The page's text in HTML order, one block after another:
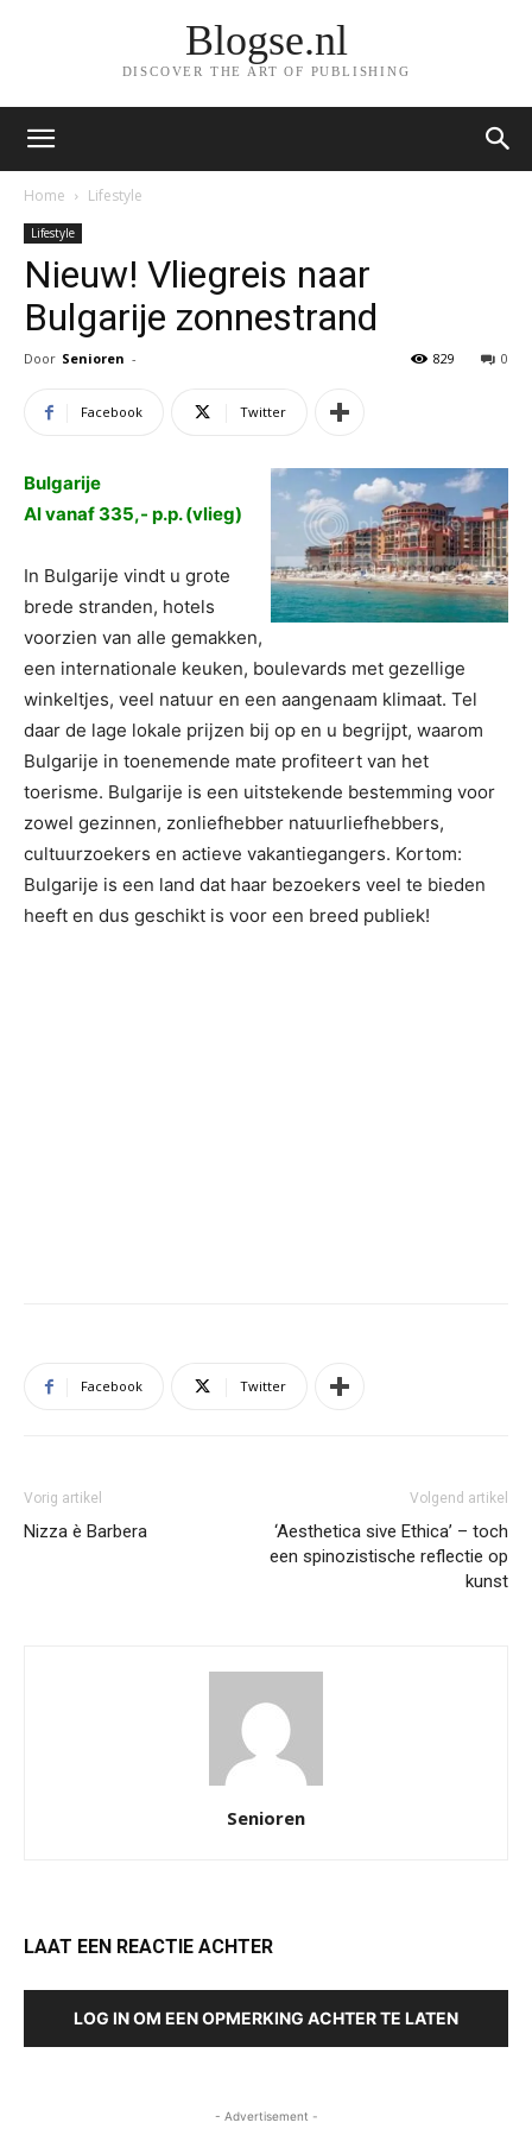
Blogse.nl
DISCOVER THE ART OF PUBLISHING
Home Lifestyle
Lifestyle
Nieuw! Vliegreis naar
Bulgarije zonnestrand
Door Senioren - 0
829
Facebook Twitter
Bulgarije
Al vanaf 335,- p.p. (vlieg)
In Bulgarije vindt u grote
brede stranden, hotels
voorzien van alle gemakken,
een internationale keuken, boulevards met gezellige
winkeltjes, veel natuur en een aangenaam klimaat. Tel
daar de lage lokale prijzen bij op en u begrijpt, waarom
Bulgarije in toenemende mate profiteert van het
toerisme. Bulgarije is een uitstekende bestemming voor
zowel gezinnen, zonliefhebber natuurliefhebbers,
cultuurzoekers en actieve vakantiegangers. Kortom:
Bulgarije is een land dat haar bezoekers veel te bieden
heeft en dus geschikt is voor een breed publiek!
Facebook Twitter
Vorig artikel
Nizza è Barbera
Volgend artikel
‘Aesthetica sive Ethica’ – toch
een spinozistische reflectie op
kunst
Senioren
LAAT EEN REACTIE ACHTER
LOG IN OM EEN OPMERKING ACHTER TE LATEN
- Advertisement -